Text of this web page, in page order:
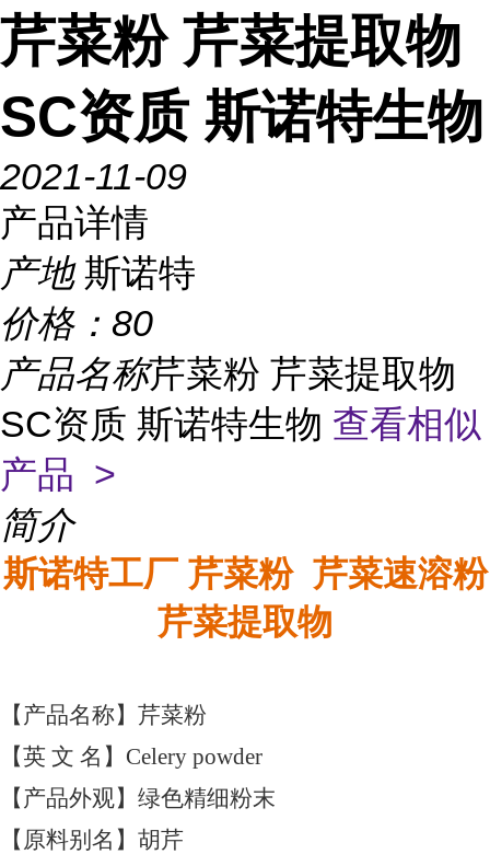
芹菜粉 芹菜提取物
SC资质 斯诺特生物
2021-11-09
产品详情
产地 斯诺特
价格： 80
产品名称芹菜粉 芹菜提取物
SC资质 斯诺特生物 查看相似
产品 >
简介
斯诺特工厂 芹菜粉 芹菜速溶粉
芹菜提取物
【产品名称】芹菜粉
【英 文 名】Celery powder
【产品外观】绿色精细粉末
【原料别名】胡芹